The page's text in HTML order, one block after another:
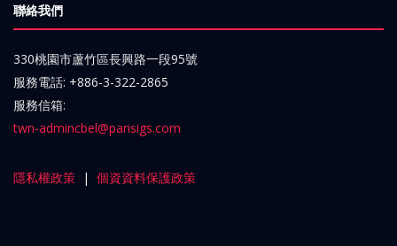
聯絡我們
330桃園市蘆竹區長興路一段95號
服務電話: +886-3-322-2865
服務信箱:
twn-admincbel@parisigs.com
隱私權政策 | 個資資料保護政策